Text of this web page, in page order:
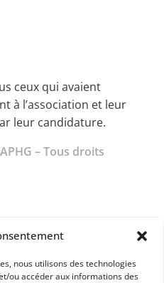
nous utilisons des technologies
ou accéder aux informations des
ceux qui avaient
à l’association et leur
leur candidature.
– Tous droits